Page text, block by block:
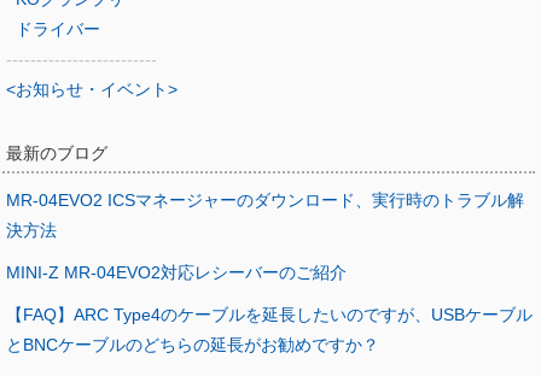
ドライバー
-------------------------
<お知らせ・イベント>
最新のブログ
MR-04EVO2 ICSマネージャーのダウンロード、実行時のトラブル解
決方法
MINI-Z MR-04EVO2対応レシーバーのご紹介
【FAQ】ARC Type4のケーブルを延長したいのですが、USBケーブル
とBNCケーブルのどちらの延長がお勧めですか？